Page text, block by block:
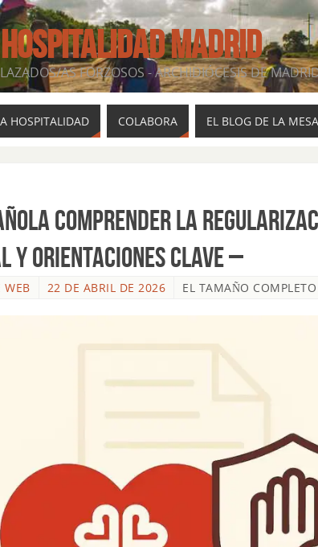
MADRID
AS FORZOSOS - ARCHIDIÓCESIS DE
HOSPITALIDAD COLABORA EL BLOG DE LA MESA
COMPRENDER LA
y orientaciones clave –
WEB 22 DE ABRIL DE 2026 EL TAMAÑO COMPLETO